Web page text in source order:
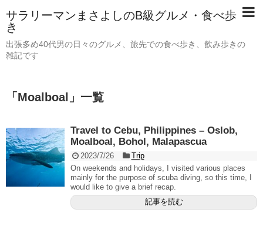
サラリーマンまさよしのB級グルメ・食べ歩
き
出張多め40代男の日々のグルメ、旅先での食べ歩き、飲み歩きの
雑記です
「 Moalboal 」 一覧
Travel to Cebu, Philippines – Oslob,
Moalboal, Bohol, Malapascua
2023/7/26
Trip
On weekends and holidays, I visited various places
mainly for the purpose of scuba diving, so this time, I
would like to give a brief recap.
記事を読む